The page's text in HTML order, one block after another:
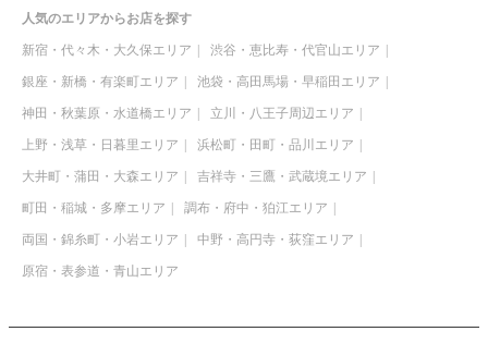
人気のエリアからお店を探す
新宿・代々木・大久保エリア 渋谷・恵比寿・代官山エリア
銀座・新橋・有楽町エリア 池袋・高田馬場・早稲田エリア
神田・秋葉原・水道橋エリア 立川・八王子周辺エリア
上野・浅草・日暮里エリア 浜松町・田町・品川エリア
大井町・蒲田・大森エリア 吉祥寺・三鷹・武蔵境エリア
町田・稲城・多摩エリア 調布・府中・狛江エリア
両国・錦糸町・小岩エリア 中野・高円寺・荻窪エリア
原宿・表参道・青山エリア